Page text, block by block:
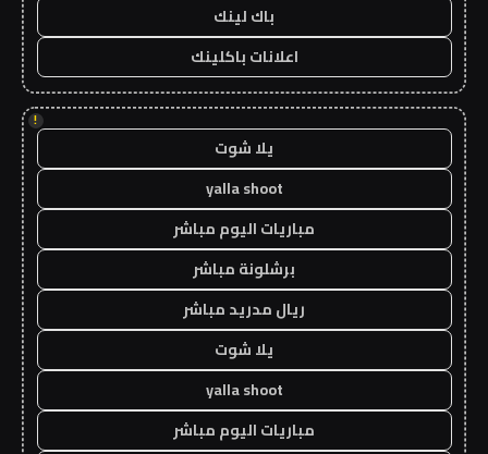
باك لينك
اعلانات باكلينك
!
يلا شوت
yalla shoot
مباريات اليوم مباشر
برشلونة مباشر
ريال مدريد مباشر
يلا شوت
yalla shoot
مباريات اليوم مباشر